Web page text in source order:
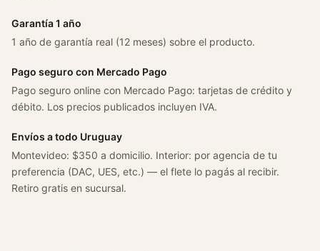
Garantía 1 año
1 año de garantía real (12 meses) sobre el producto.
Pago seguro con Mercado Pago
Pago seguro online con Mercado Pago: tarjetas de crédito y
débito. Los precios publicados incluyen IVA.
Envíos a todo Uruguay
Montevideo: $350 a domicilio. Interior: por agencia de tu
preferencia (DAC, UES, etc.) — el flete lo pagás al recibir.
Retiro gratis en sucursal.